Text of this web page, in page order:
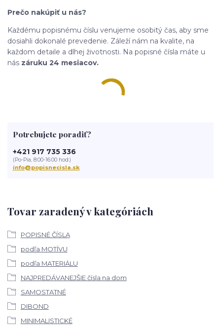
Prečo nakúpiť u nás?
Každému popisnému číslu venujeme osobitý čas, aby sme
dosiahli dokonalé prevedenie. Záleží nám na kvalite, na
každom detaile a dlhej životnosti. Na popisné čísla máte u
nás záruku 24 mesiacov.
Tovar zaradený v kategóriách
POPISNÉ ČÍSLA
podľa MOTÍVU
podľa MATERIÁLU
NAJPREDÁVANEJŠIE čísla na dom
SAMOSTATNÉ
DIBOND
MINIMALISTICKÉ
Potrebujete poradiť?
+421 917 735 336
(Po-Pia, 8:00-16:00 hod.)
info@popisnecisla.sk